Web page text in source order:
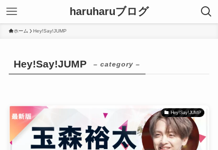
haruharuブログ
ホーム Hey!Say!JUMP
Hey!Say!JUMP – category –
Hey!Say!JUMP